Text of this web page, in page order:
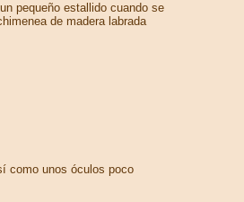
pequeño estallido cuando se
de madera labrada
como unos óculos poco